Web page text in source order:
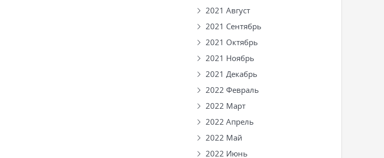
2021 Август
2021 Сентябрь
2021 Октябрь
2021 Ноябрь
2021 Декабрь
2022 Февраль
2022 Март
2022 Апрель
2022 Май
2022 Июнь